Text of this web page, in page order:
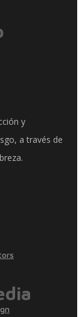
y
a través de